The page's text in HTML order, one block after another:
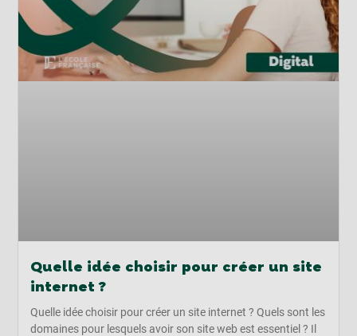
Quelle idée choisir pour créer un site
internet ?
Quelle idée choisir pour créer un site internet ? Quels sont les
domaines pour lesquels avoir son site web est essentiel ? Il